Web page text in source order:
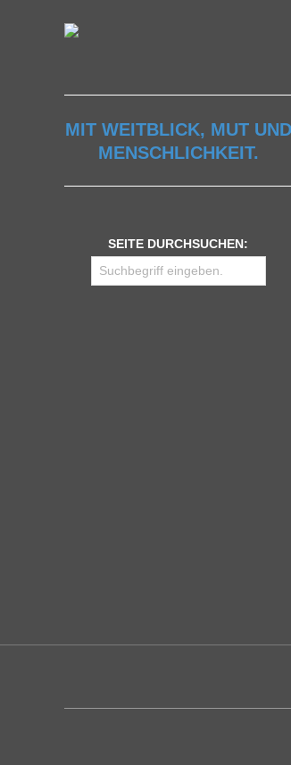
H
L
E
MIT WEITBLICK, MUT UND
MENSCHLICHKEIT.
SEITE DURCHSUCHEN: